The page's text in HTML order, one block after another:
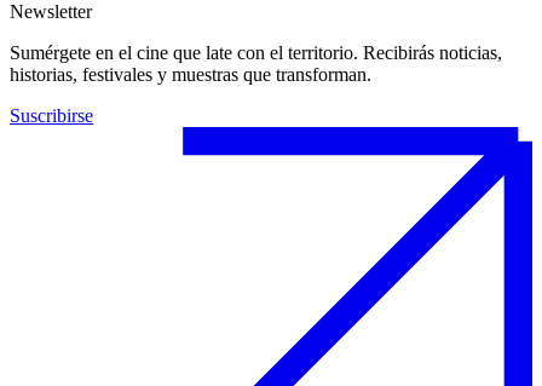
Newsletter
Sumérgete en el cine que late con el territorio. Recibirás noticias,
historias, festivales y muestras que transforman.
Suscribirse